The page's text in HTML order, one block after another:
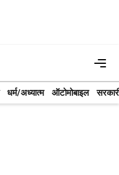
धर्म/अध्यात्म ऑटोमोबाइल